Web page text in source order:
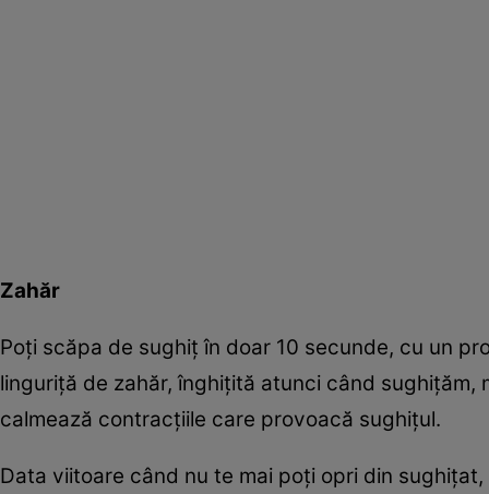
Zahăr
Poţi scăpa de sughiţ în doar 10 secunde, cu un
linguriţă de zahăr, înghiţită atunci când
calmează contracţiile care provoacă sughiţul.
Data viitoare când nu te mai poţi opri din